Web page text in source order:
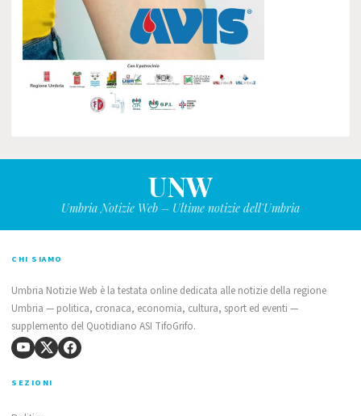
UNW
Umbria Notizie Web – Ultime notizie dell'Umbria
CHI SIAMO
Umbria Notizie Web è la testata online dedicata alle notizie della regione
Umbria — politica, cronaca, economia, cultura, sport ed eventi —
supplemento del Quotidiano ASI TifoGrifo.
SEZIONI